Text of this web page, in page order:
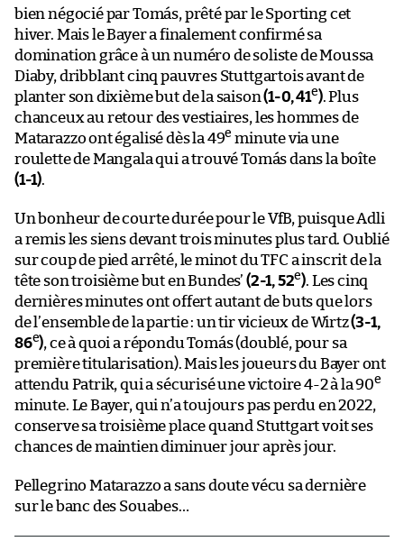
bien négocié par Tomás, prêté par le Sporting cet
hiver. Mais le Bayer a finalement confirmé sa
domination grâce à un numéro de soliste de Moussa
Diaby, dribblant cinq pauvres Stuttgartois avant de
planter son dixième but de la saison(1-0, 41e). Plus
chanceux au retour des vestiaires, les hommes de
Matarazzo ont égalisé dès la 49e minute via une
roulette de Mangala qui a trouvé Tomás dans la boîte
(1-1).
Un bonheur de courte durée pour le VfB, puisque Adli
a remis les siens devant trois minutes plus tard. Oublié
sur coup de pied arrêté, le minot du TFC a inscrit de la
tête son troisième but en Bundes’ (2-1, 52e). Les cinq
dernières minutes ont offert autant de buts que lors
de l’ensemble de la partie : un tir vicieux de Wirtz(3-1,
86e), ce à quoi a répondu Tomás (doublé, pour sa
première titularisation). Mais les joueurs du Bayer ont
attendu Patrik, qui a sécurisé une victoire 4-2 à la 90e
minute. Le Bayer, qui n’a toujours pas perdu en 2022,
conserve sa troisième place quand Stuttgart voit ses
chances de maintien diminuer jour après jour.
Pellegrino Matarazzo a sans doute vécu sa dernière
sur le banc des Souabes…